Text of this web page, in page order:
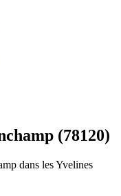
(78120)
dans les Yvelines